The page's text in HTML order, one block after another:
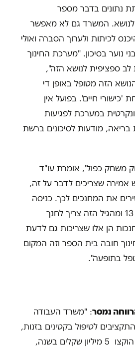
נתונים בדבר מספר
לנושא. המשרד גם לא מאפשר
לכיתות ולערוך הסברה ואולי
נוער בסיכון. "מערכת החינוך
ספציפית לנושא הזה",
הזה מטופל באופן די
'כישורי חיים'. בפועל אין
במערכת לפגיעות
בריאה, מודעות לסיכונים ברשת
משחק כפול", אומרת עו"ד
שצריכים לדבר על זה,
את המחנכים לכך. כניסה
לזנות מתחילה בגיל 13 ומהגיל הזה צריך לחנך
הן אלו שצריכות גם לדעת
חובה בית הספר וזה המקום
בתופעה".
נמסר: "משרד העבודה
לטיפול בקטינים בזנות,
כך שבשנת 2014 – הוקצו 5 מיליון שקלים בשנה,